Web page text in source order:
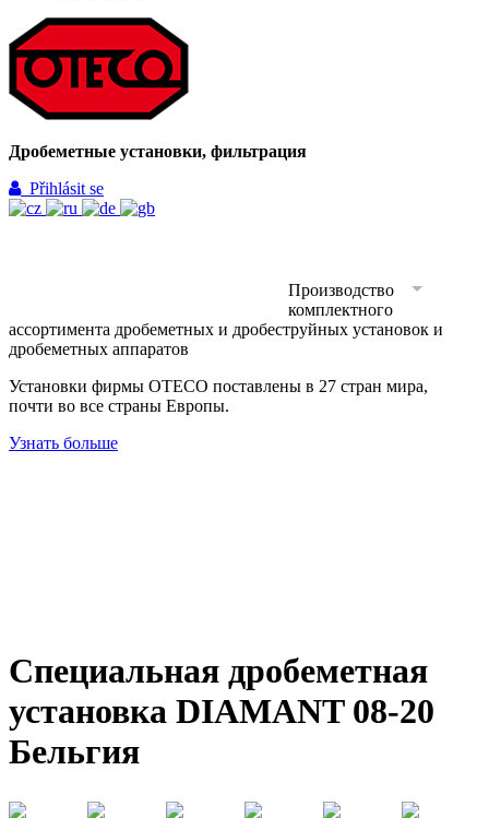
Дробеметные установки, фильтрация
Přihlásit se
Производство
комплектного
ассортимента дробеметных и дробеструйных установок и
дробеметных аппаратов
Установки фирмы ОТЕСО поставлены в 27 стран мира,
почти во все страны Европы.
Узнать больше
Специальная дробеметная
установка DIAMANT 08-20
Бельгия